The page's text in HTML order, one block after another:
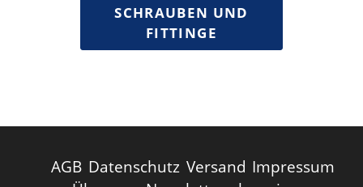
SCHRAUBEN UND
FITTINGE
AGB Datenschutz Versand Impressum